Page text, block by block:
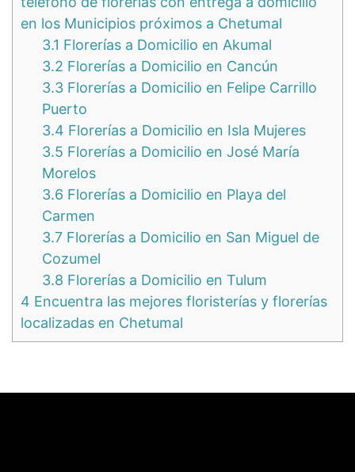
en los Municipios próximos a Chetumal
3.1 Florerías a Domicilio en Akumal
3.2 Florerías a Domicilio en Cancún
3.3 Florerías a Domicilio en Felipe Carrillo
Puerto
3.4 Florerías a Domicilio en Isla Mujeres
3.5 Florerías a Domicilio en José María
Morelos
3.6 Florerías a Domicilio en Playa del
Carmen
3.7 Florerías a Domicilio en San Miguel de
Cozumel
3.8 Florerías a Domicilio en Tulum
4 Encuentra las mejores floristerías y florerías
localizadas en Chetumal